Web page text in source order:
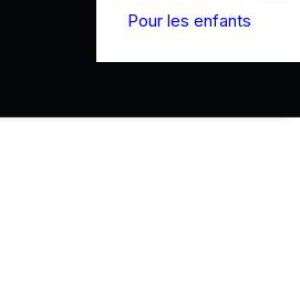
Pour les enfants